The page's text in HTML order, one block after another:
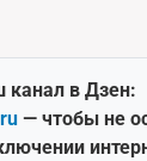
канал в Дзен:
— чтобы не